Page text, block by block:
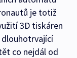
je totiž
3D tiskáren
dlouhotrvající
co nejdál od